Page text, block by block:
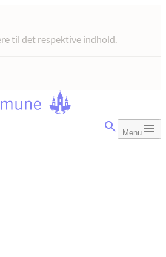
til det respektive indhold.
Menu